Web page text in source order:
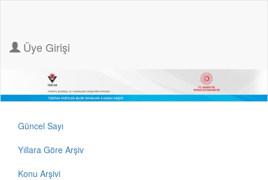
Üye Girişi
Güncel Sayı
Yıllara Göre Arşiv
Konu Arşivi